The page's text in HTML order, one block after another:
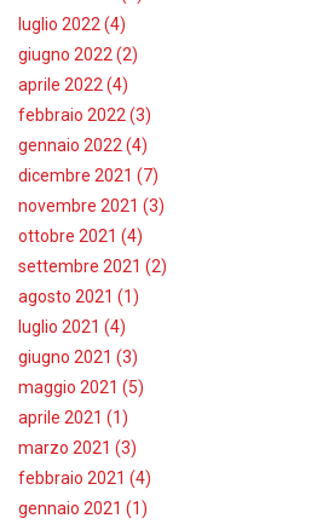
luglio 2022 (4)
giugno 2022 (2)
aprile 2022 (4)
febbraio 2022 (3)
gennaio 2022 (4)
dicembre 2021 (7)
novembre 2021 (3)
ottobre 2021 (4)
settembre 2021 (2)
agosto 2021 (1)
luglio 2021 (4)
giugno 2021 (3)
maggio 2021 (5)
aprile 2021 (1)
marzo 2021 (3)
febbraio 2021 (4)
gennaio 2021 (1)